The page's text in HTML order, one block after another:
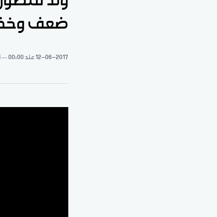
ضعف
12-06-2017 عند 00:00